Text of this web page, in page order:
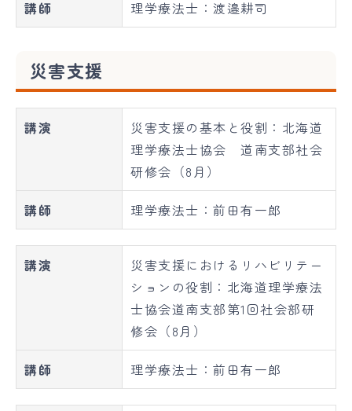
講師 理学療法士：渡邉耕司
災害支援
講演
災害支援の基本と役割：北海道
理学療法士協会 道南支部社会
研修会（8月）
講師 理学療法士：前田有一郎
講演
災害支援におけるリハビリテー
ションの役割：北海道理学療法
士協会道南支部第1回社会部研
修会（8月）
講師 理学療法士：前田有一郎